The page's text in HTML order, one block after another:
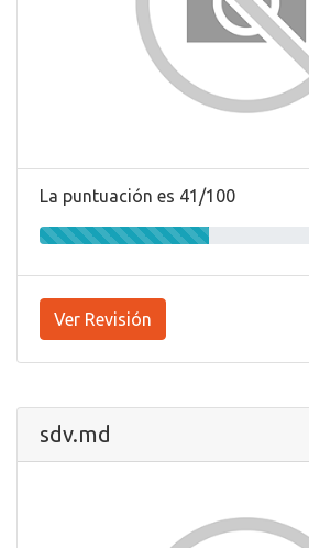
La puntuación es 41/100
Ver Revisión
sdv.md